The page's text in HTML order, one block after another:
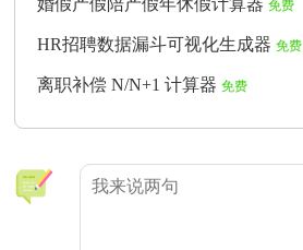
婚假产假陪产假年休假计算器 免费
HR招聘数据漏斗可视化生成器 免费
离职补偿 N/N+1 计算器 免费